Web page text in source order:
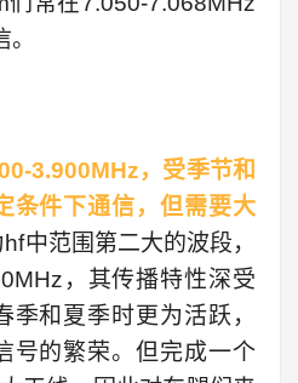
3.900MHz，受季节和
条件下通信，但需要大
中范围第二大的波段，
，其传播特性深受
季和夏季时更为活跃，
号的繁荣。但完成一个